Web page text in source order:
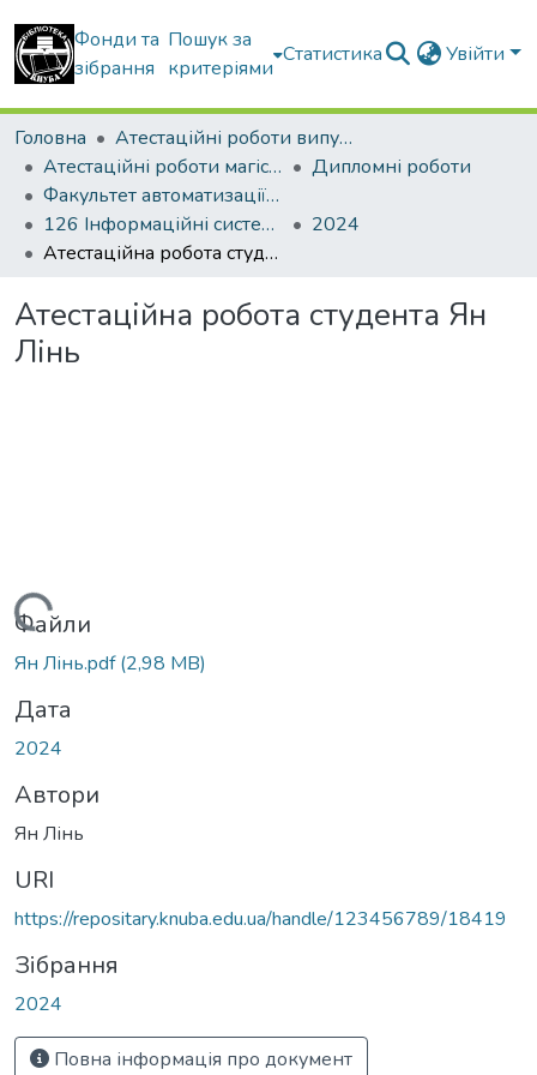
Фонди та
зібрання
Пошук за
критеріями
Статистика Увійти
Головна
Атестаційні роботи випускників
Атестаційні роботи магістрів
Дипломні роботи
Факультет автоматизації і інформаційних технологій
126 Інформаційні системи та технології
2024
Атестаційна робота студента Ян Лінь
Атестаційна робота студента Ян
Лінь
Вантажиться...
Файли
Ян Лінь.pdf(2,98 MB)
Дата
2024
Автори
Ян Лінь
URI
https://repositary.knuba.edu.ua/handle/123456789/18419
Зібрання
2024
Повна інформація про документ